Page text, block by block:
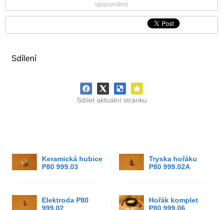
Sdílení
Sdílet aktuální stránku
Keramická hubice
P80 999.03
Tryska hořáku
P80 999.02A
Elektroda P80
999.02
Hořák komplet
P80 999.06
upozornění)